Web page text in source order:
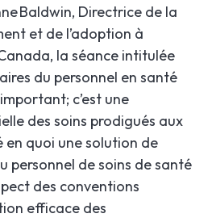
Baldwin, Directrice de la
et de l’adoption à
la séance intitulée
du personnel en santé
c’est une
des soins prodigués aux
en quoi une solution de
personnel de soins de santé
des conventions
efficace des